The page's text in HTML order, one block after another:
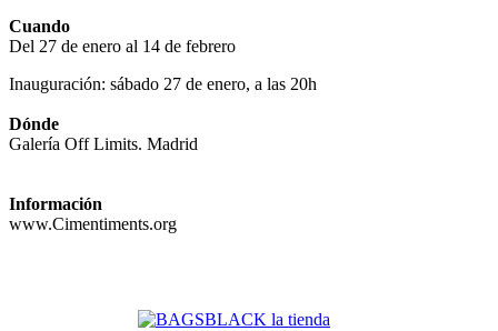
Cuando
Del 27 de enero al 14 de febrero
Inauguración: sábado 27 de enero, a las 20h
Dónde
Galería Off Limits. Madrid
Información
www.Cimentiments.org